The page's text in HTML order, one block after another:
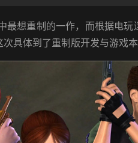
想重制的一作，而根据电玩
具体到了重制版开发与游戏本